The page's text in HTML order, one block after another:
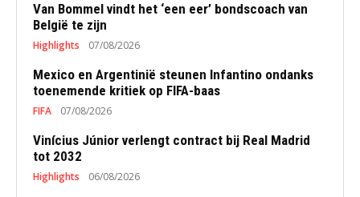
Van Bommel vindt het ‘een eer’ bondscoach van
België te zijn
Highlights 07/08/2026
Mexico en Argentinië steunen Infantino ondanks
toenemende kritiek op FIFA-baas
FIFA 07/08/2026
Vinícius Júnior verlengt contract bij Real Madrid
tot 2032
Highlights 06/08/2026